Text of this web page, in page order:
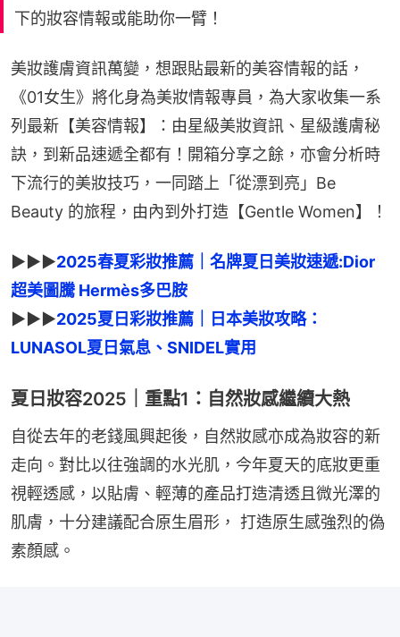
下的妝容情報或能助你一臂！
美妝護膚資訊萬變，想跟貼最新的美容情報的話，
《01女生》將化身為美妝情報專員，為大家收集一系
列最新【美容情報】：由星級美妝資訊、星級護膚秘
訣，到新品速遞全都有！開箱分享之餘，亦會分析時
下流行的美妝技巧，一同踏上「從漂到亮」Be
Beauty 的旅程，由內到外打造【Gentle Women】！
►►►2025春夏彩妝推薦｜名牌夏日美妝速遞:Dior
超美圖騰 Hermès多巴胺
►►►2025夏日彩妝推薦｜日本美妝攻略：
LUNASOL夏日氣息、SNIDEL實用
夏日妝容2025｜重點1：自然妝感繼續大熱
自從去年的老錢風興起後，自然妝感亦成為妝容的新
走向。對比以往強調的水光肌，今年夏天的底妝更重
視輕透感，以貼膚、輕薄的產品打造清透且微光澤的
肌膚，十分建議配合原生眉形， 打造原生感強烈的偽
素顏感。